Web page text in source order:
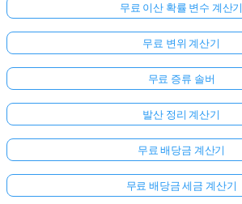
무료 이산 확률 변수 계산기
무료 변위 계산기
무료 증류 솔버
발산 정리 계산기
무료 배당금 계산기
무료 배당금 세금 계산기